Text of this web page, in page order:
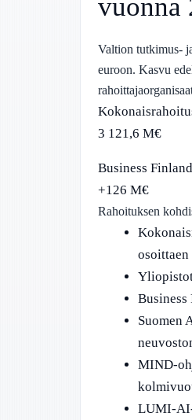
vuonna
Valtion tutkimus-
euroon. Kasvu
3 121,6 M€
Business
+126 M€
Rahoituksen
osoittaen
Suomen
MIND-
LUMI-